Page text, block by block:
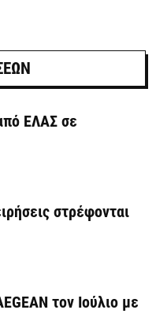
ΕΛΑΣ σε
στρέφονται
τον Ιούλιο με